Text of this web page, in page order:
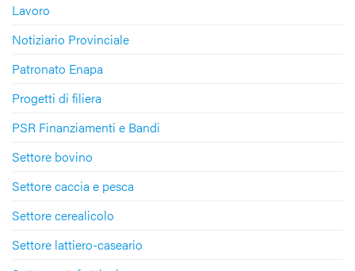
Lavoro
Notiziario Provinciale
Patronato Enapa
Progetti di filiera
PSR Finanziamenti e Bandi
Settore bovino
Settore caccia e pesca
Settore cerealicolo
Settore lattiero-caseario